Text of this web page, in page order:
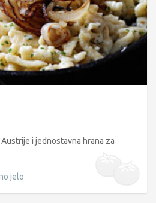
i jednostavna hrana za
jelo